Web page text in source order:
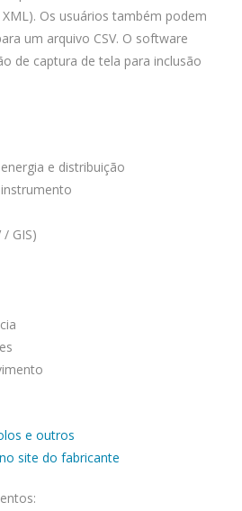
Os usuários também podem
um arquivo CSV. O software
de captura de tela para inclusão
e distribuição
/ GIS)
e outros
no site do fabricante